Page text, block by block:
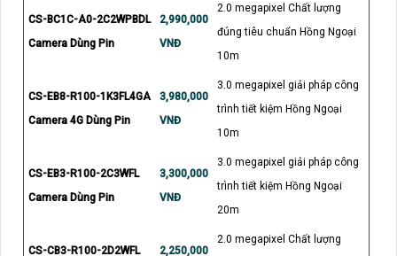
CS-BC1C-A0-2C2WPBDL
Camera Dùng Pin
2,990,000
VNĐ
2.0 megapixel Chất lượng
đúng tiêu chuẩn Hồng Ngoại
10m
CS-EB8-R100-1K3FL4GA
Camera 4G Dùng Pin
3,980,000
VNĐ
3.0 megapixel giải pháp công
trình tiết kiệm Hồng Ngoại
10m
CS-EB3-R100-2C3WFL
Camera Dùng Pin
3,300,000
VNĐ
3.0 megapixel giải pháp công
trình tiết kiệm Hồng Ngoại
20m
CS-CB3-R100-2D2WFL 2,250,000
2.0 megapixel Chất lượng